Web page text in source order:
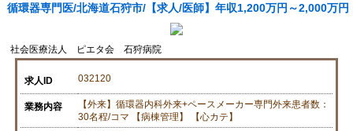
循環器専門医/北海道石狩市/【求人/医師】年収1,200万円～2,000万円
社会医療法人 ピエタ会 石狩病院
求人ID 032120
業務内容
【外来】循環器内科外来+ペースメーカー専門外来患者数：
30名程/コマ 【病棟管理】 【心カテ】